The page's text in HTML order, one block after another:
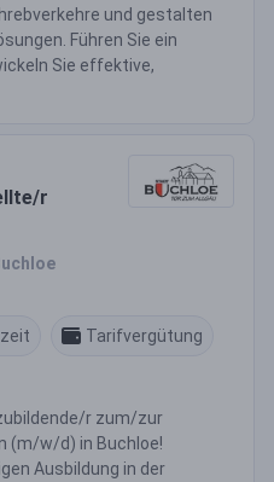
und gestalten
Führen Sie ein
Sie effektive,
r
Tarifvergütung
r zum/zur
(m/w/d) in Buchloe!
Ausbildung in der